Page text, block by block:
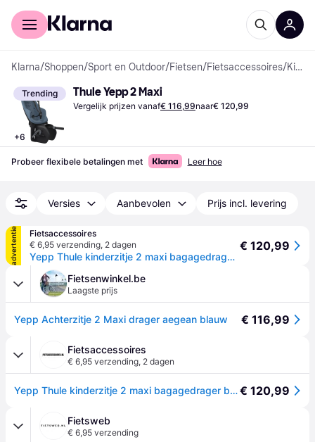
Voor shoppers
Klarna/Shoppen/Sport en Outdoor/Fietsen/Fietsaccessoires/ Kinderfietszitjes
Trending
+6
Thule Yepp 2 Maxi
Vergelijk prijzen vanaf€ 116,99naar€ 120,99
Probeer flexibele betalingen met Leer hoe
Versies Aanbevolen Prijs incl. levering
advertentie
Fietsaccessoires
€ 6,95 verzending, 2 dagen
Yepp Thule kinderzitje 2 maxi bagagedrager bevestiging - egeisch blauw
€ 120,99
Fietsenwinkel.be
Laagste prijs
Yepp Achterzitje 2 Maxi drager aegean blauw € 116,99
Fietsaccessoires
€ 6,95 verzending, 2 dagen
Yepp Thule kinderzitje 2 maxi bagagedrager bevestiging - egeisch blauw€ 120,99
Fietsweb
€ 6,95 verzending